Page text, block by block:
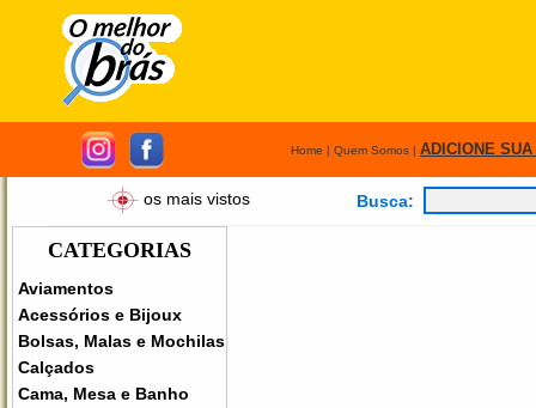
Home | Quem Somos | ADICIONE
os mais vistos Busca:
CATEGORIAS
Aviamentos
Acessórios e Bijoux
Bolsas, Malas e Mochilas
Calçados
Cama, Mesa e Banho